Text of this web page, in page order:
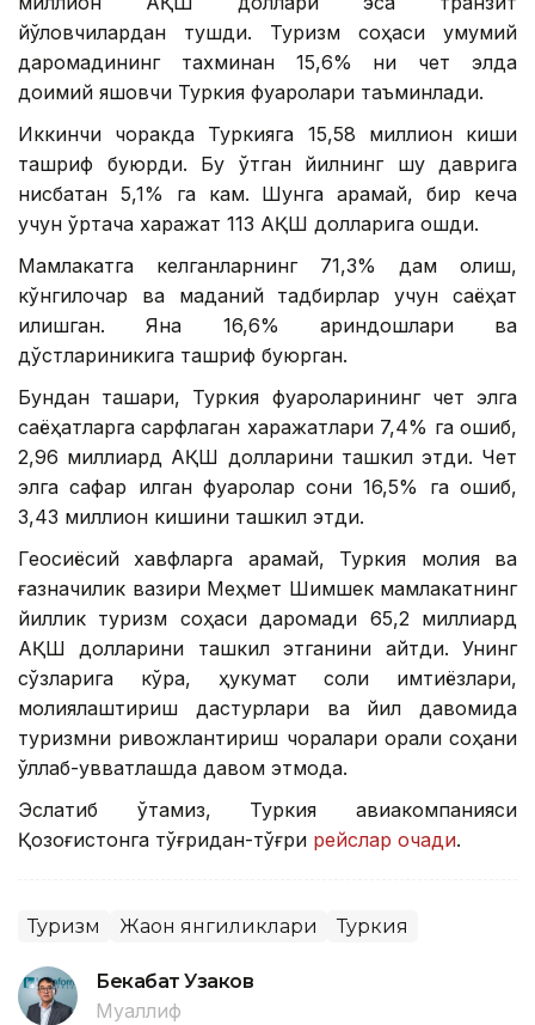
йўловчилардан тушди. Туризм соҳаси умумий
даромадининг тахминан 15,6% ни чет элда
доимий яшовчи Туркия фуқаролари таъминлади.
Иккинчи чоракда Туркияга 15,58 миллион киши
ташриф буюрди. Бу ўтган йилнинг шу даврига
нисбатан 5,1% га кам. Шунга қарамай, бир кеча
учун ўртача харажат 113 АҚШ долларига ошди.
Мамлакатга келганларнинг 71,3% дам олиш,
кўнгилочар ва маданий тадбирлар учун саёҳат
қилишган. Яна 16,6% қариндошлари ва
дўстлариникига ташриф буюрган.
Бундан ташқари, Туркия фуқароларининг чет элга
саёҳатларга сарфлаган харажатлари 7,4% га ошиб,
2,96 миллиард АҚШ долларини ташкил этди. Чет
элга сафар қилган фуқаролар сони 16,5% га ошиб,
3,43 миллион кишини ташкил этди.
Геосиёсий хавфларга қарамай, Туркия молия ва
ғазначилик вазири Меҳмет Шимшек мамлакатнинг
йиллик туризм соҳаси даромади 65,2 миллиард
АҚШ долларини ташкил этганини айтди. Унинг
сўзларига кўра, ҳукумат солиқ имтиёзлари,
молиялаштириш дастурлари ва йил давомида
туризмни ривожлантириш чоралари орқали соҳани
қўллаб-қувватлашда давом этмоқда.
Эслатиб ўтамиз, Туркия авиакомпанияси
Қозоғистонга тўғридан-тўғри рейслар очади.
Туризм Жаҳон янгиликлари Туркия
Бекабат Узаков
Муаллиф